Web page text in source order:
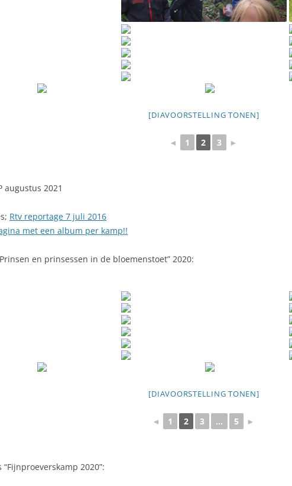
[DIAVOORSTELLING TONEN]
◄ 1 2 3 ►
augustus 2021
Rtv reportage 7 juli 2016
met een album per kamp!!
en prinsessen in de bloemenstoet” 2020:
[DIAVOORSTELLING TONEN]
◄ 1 2 3 ... 5 ►
“Fijnproeverskamp 2020”: